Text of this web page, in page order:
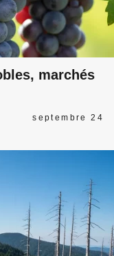
marchés
septembre 24